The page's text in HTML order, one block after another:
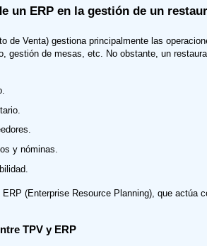
un ERP en la gestión de un
de Venta) gestiona principalmente las
gestión de mesas, etc. No obstante, un
y nóminas.
(Enterprise Resource Planning), que actúa
TPV y ERP